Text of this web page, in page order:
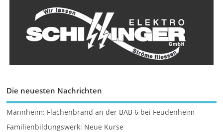
Die neuesten Nachrichten
Mannheim: Flächenbrand an der BAB 6 bei Feudenheim
Familienbildungswerk: Neue Kurse